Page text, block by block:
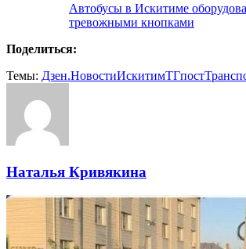
Автобусы в Искитиме
тревожными кнопками
Поделиться:
Темы: Дзен.НовостиИскитимТГпост
Наталья Кривякина